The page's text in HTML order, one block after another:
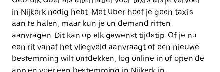
in Nijkerk nodig hebt. Met Uber hoef je geen taxi's
aan te halen, maar kun je on demand ritten
aanvragen. Dit kan op elk gewenst tijdstip. Of je nu
een rit vanaf het vliegveld aanvraagt of een nieuwe
bestemming wilt ontdekken, log online in of open de